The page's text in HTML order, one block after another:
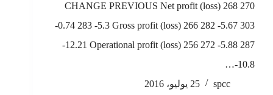
CHANGE PREVIOUS Net profit (loss) 268 270
-0.74 283 -5.3 Gross profit (loss) 266 282 -5.67 303
-12.21 Operational profit (loss) 256 272 -5.88 287
-10.8…
spcc
25 يوليو، 2016